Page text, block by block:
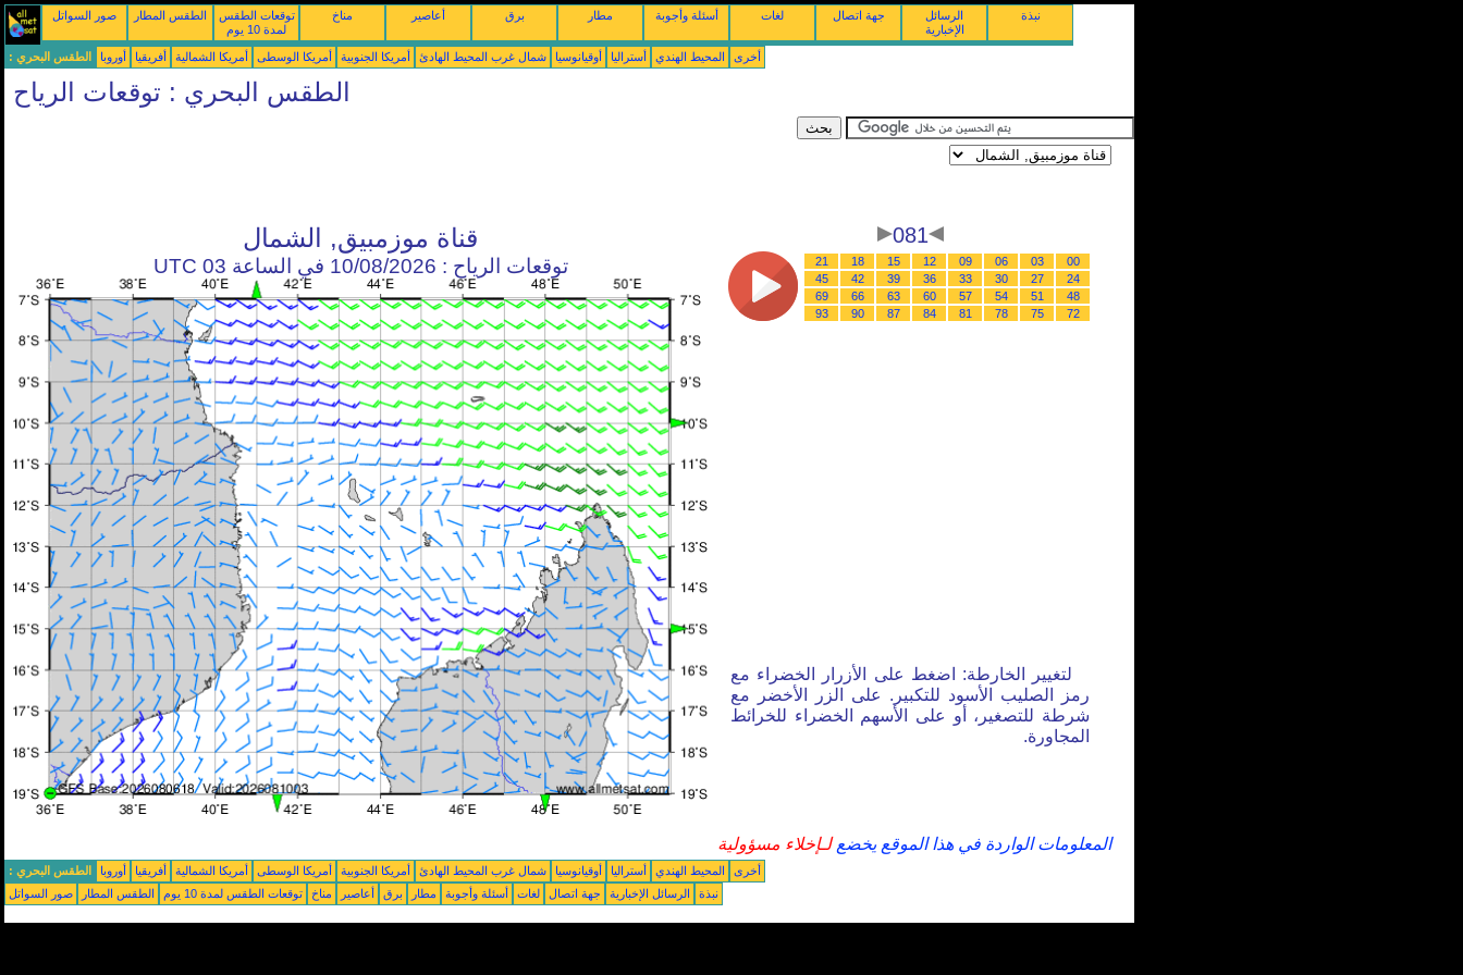
صور السواتل الطقس المطار
توقعات الطقس
لمدة 10 يوم
مناخ أعاصير برق مطار أسئلة وأجوبة لغات جهة اتصال
الرسائل
الإخبارية
نبذة
الطقس البحري : أوروبا أفريقيا أمريكا الشمالية أمريكا الوسطى أمريكا الجنوبية شمال غرب المحيط الهادئ أوقيانوسيا أستراليا المحيط الهندي أخرى
الطقس البحري : توقعات الرياح
قناة موزمبيق, الشمال
توقعات الرياح : 10/08/2026 في الساعة 03 UTC
081
00
03
06
09
12
15
18
21
24
27
30
33
36
39
42
45
48
51
54
57
60
63
66
69
72
75
78
81
84
87
90
93
لتغيير الخارطة: اضغط على الأزرار الخضراء مع
رمز الصليب الأسود للتكبير. على الزر الأخضر مع
شرطة للتصغير، أو على الأسهم الخضراء للخرائط
المجاورة.
المعلومات الواردة في هذا الموقع يخضعلـإخلاء مسؤولية
الطقس البحري : أوروبا أفريقيا أمريكا الشمالية أمريكا الوسطى أمريكا الجنوبية شمال غرب المحيط الهادئ أوقيانوسيا أستراليا المحيط الهندي
أخرى
صور السواتل
الطقس المطار توقعات الطقس لمدة 10 يوم مناخ أعاصير برق مطار أسئلة وأجوبة لغات جهة اتصال الرسائل الإخبارية نبذة